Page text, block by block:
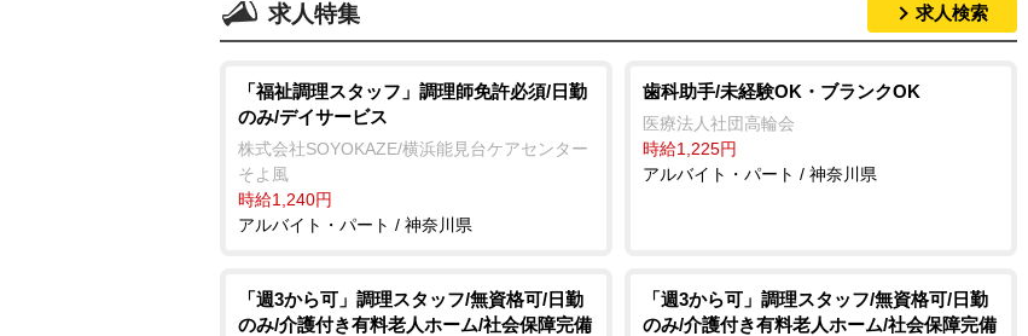
求人特集 求人検索
「福祉調理スタッフ」調理師免許必須/日勤
のみ/デイサービス
株式会社SOYOKAZE/横浜能見台ケアセンター
そよ風
時給1,240円
アルバイト・パート / 神奈川県
歯科助手/未経験OK・ブランクOK
医療法人社団高輪会
時給1,225円
アルバイト・パート / 神奈川県
「週3から可」調理スタッフ/無資格可/日勤
のみ/介護付き有料老人ホーム/社会保障完備
「週3から可」調理スタッフ/無資格可/日勤
のみ/介護付き有料老人ホーム/社会保障完備